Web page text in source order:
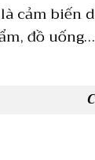
cảm biến
đồ uống…